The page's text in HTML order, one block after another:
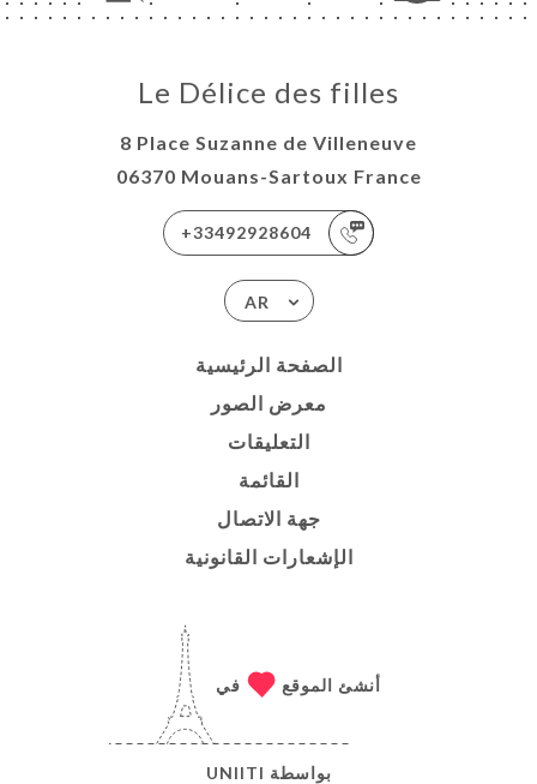
Le Délice des filles
8 Place Suzanne de Villeneuve
06370 Mouans-Sartoux France
+33492928604
AR
الصفحة الرئيسية
معرض الصور
التعليقات
القائمة
جهة الاتصال
الإشعارات القانونية
أنشئ الموقع في
بواسطة UNIITI